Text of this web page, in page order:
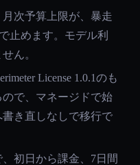
次予算上限が、暴走
止めます。モデル利
ん。
License 1.0.1のも
で、マネージドで始
き直しなしで移行で
初日から課金、7日間